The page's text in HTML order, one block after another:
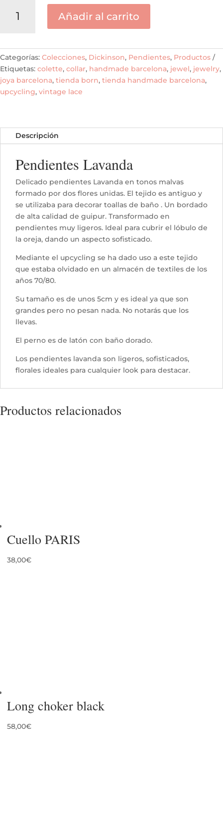
Lavanda
cantidad
Añadir al carrito
Categorías: Colecciones, Dickinson, Pendientes, Productos
Etiquetas: colette, collar, handmade barcelona, jewel, jewelry,
joya barcelona, tienda born, tienda handmade barcelona,
upcycling, vintage lace
Descripción
Pendientes Lavanda
Delicado pendientes Lavanda en tonos malvas
formado por dos flores unidas. El tejido es antiguo y
se utilizaba para decorar toallas de baño . Un bordado
de alta calidad de guipur. Transformado en
pendientes muy ligeros. Ideal para cubrir el lóbulo de
la oreja, dando un aspecto sofisticado.
Mediante el upcycling se ha dado uso a este tejido
que estaba olvidado en un almacén de textiles de los
años 70/80.
Su tamaño es de unos 5cm y es ideal ya que son
grandes pero no pesan nada. No notarás que los
llevas.
El perno es de latón con baño dorado.
Los pendientes lavanda son ligeros, sofisticados,
florales ideales para cualquier look para destacar.
Productos relacionados
Cuello PARIS
38,00€
Long choker black
58,00€